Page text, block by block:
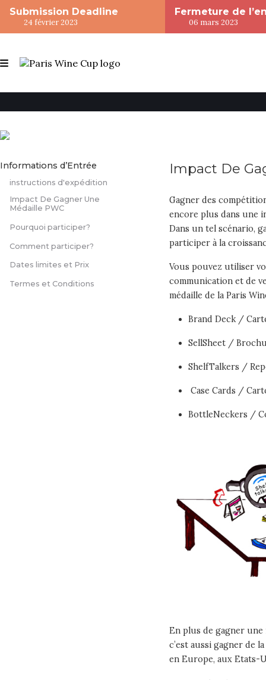
Submission Deadline
24 février 2023
Fermeture de
06 mars 2023
Informations d’Entrée
instructions d'expédition
Impact De Gagner Une
Médaille PWC
Pourquoi participer?
Comment participer?
Dates limites et Prix
Termes et Conditions
Impact De
Gagner des
encore plus dans une
Dans un tel scénario,
participer à la
Vous pouvez utiliser
communication et de
médaille de la Paris
Brand Deck /
SellSheet /
ShelfTalkers /
Case Cards /
BottleNeckers /
En plus de gagner
c’est aussi gagner de
en Europe, aux Etats-